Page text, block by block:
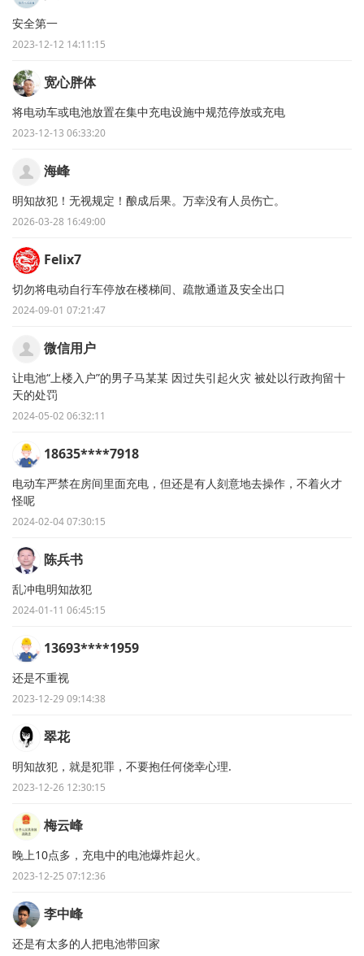
安全第一
2023-12-12 14:11:15
宽心胖体
将电动车或电池放置在集中充电设施中规范停放或充电
2023-12-13 06:33:20
海峰
明知故犯！无视规定！酿成后果。万幸没有人员伤亡。
2026-03-28 16:49:00
Felix7
切勿将电动自行车停放在楼梯间、疏散通道及安全出口
2024-09-01 07:21:47
微信用户
让电池“上楼入户”的男子马某某 因过失引起火灾 被处以行政拘留十
天的处罚
2024-05-02 06:32:11
18635****7918
电动车严禁在房间里面充电，但还是有人刻意地去操作，不着火才
怪呢
2024-02-04 07:30:15
陈兵书
乱冲电明知故犯
2024-01-11 06:45:15
13693****1959
还是不重视
2023-12-29 09:14:38
翠花
明知故犯，就是犯罪，不要抱任何侥幸心理.
2023-12-26 12:30:15
梅云峰
晚上10点多，充电中的电池爆炸起火。
2023-12-25 07:12:36
李中峰
还是有太多的人把电池带回家